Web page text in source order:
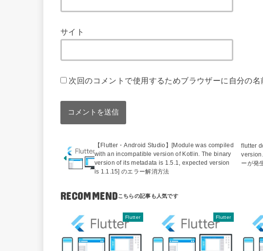
サイト
次回のコメントで使用するためブラウザーに自分の
【Flutter・Android Studio】[Module was compiled
with an incompatible version of Kotlin. The binary
version of its metadata is 1.5.1, expected version
is 1.1.15] のエラー解消方法
flutter
ーが発
RECOMMEND
Flutter Flutter